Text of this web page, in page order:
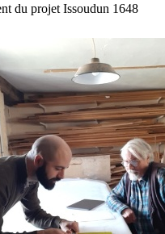
du projet Issoudun 1648